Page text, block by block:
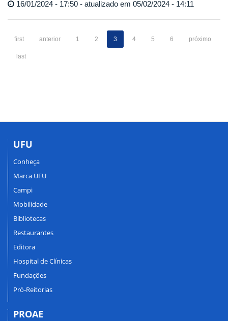
16/01/2024 - 17:50 - atualizado em 05/02/2024 - 14:11
first anterior 1 2 3 4 5 6 próximo
last
UFU
Conheça
Marca UFU
Campi
Mobilidade
Bibliotecas
Restaurantes
Editora
Hospital de Clínicas
Fundações
Pró-Reitorias
PROAE